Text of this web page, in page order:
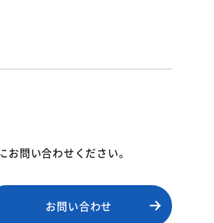
お問い合わせください。
お問い合わせ